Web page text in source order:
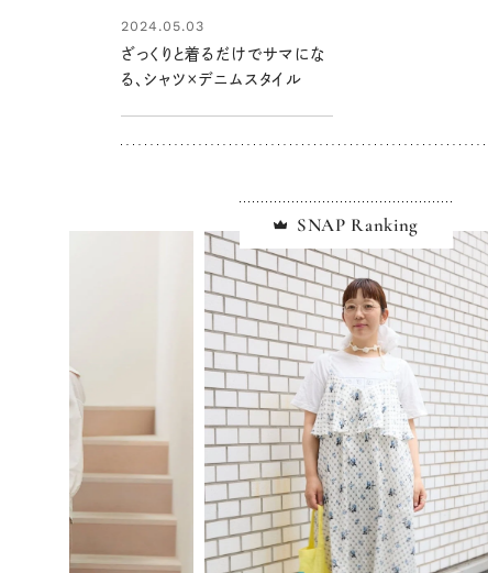
2024.05.03
ざっくりと着るだけでサマにな
る、シャツ×デニムスタイル
SNAP Ranking